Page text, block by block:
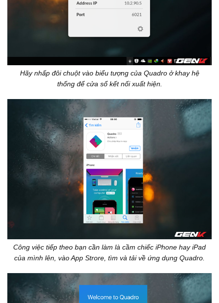
Hãy nhấp đôi chuột vào biểu tượng của Quadro ở khay hệ
thống để cửa sổ kết nối xuất hiện.
Công việc tiếp theo bạn cần làm là cầm chiếc iPhone hay iPad
của mình lên, vào App Strore, tìm và tải về ứng dụng Quadro.